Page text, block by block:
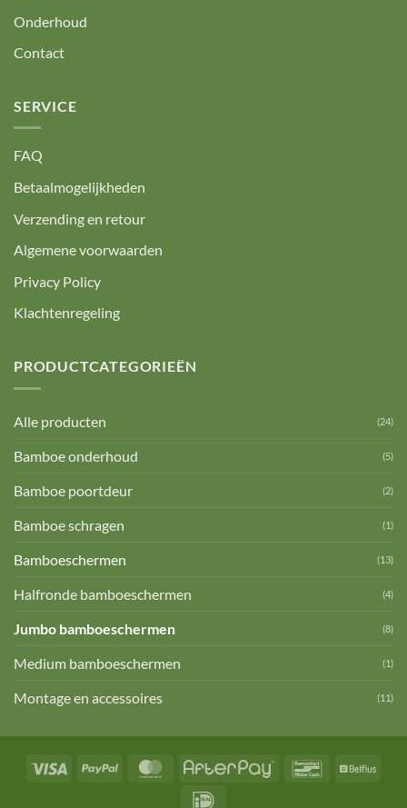
Onderhoud
Contact
SERVICE
FAQ
Betaalmogelijkheden
Verzending en retour
Algemene voorwaarden
Privacy Policy
Klachtenregeling
PRODUCTCATEGORIEËN
Alle producten (24)
Bamboe onderhoud (5)
Bamboe poortdeur (2)
Bamboe schragen (1)
Bamboeschermen (13)
Halfronde bamboeschermen (4)
Jumbo bamboeschermen (8)
Medium bamboeschermen (1)
Montage en accessoires (11)
Visa PayPal MasterCard AfterPay Bancontact